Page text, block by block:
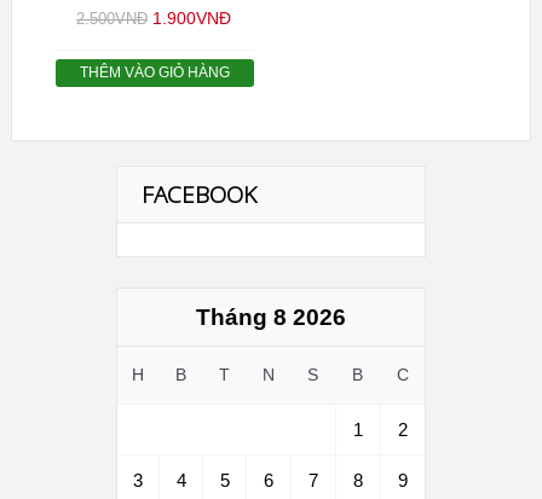
2.500VNĐ 1.900VNĐ
THÊM VÀO GIỎ HÀNG
FACEBOOK
Tháng 8 2026
H B T N S B C
1 2
3 4 5 6 7 8 9